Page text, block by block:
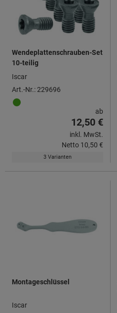
Wendeplattenschrauben-Set
10-teilig
Iscar
Art.-Nr.: 229696
ab
12,50 €
inkl. MwSt.
Netto 10,50 €
3 Varianten
Montageschlüssel
Iscar